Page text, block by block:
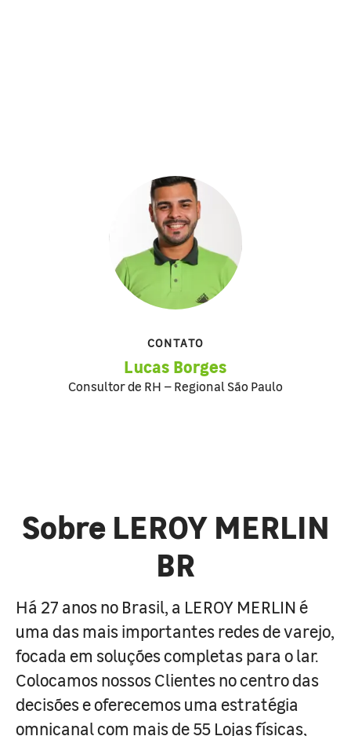
CONTATO
Lucas Borges
Consultor de RH – Regional São Paulo
Sobre LEROY MERLIN
BR
Há 27 anos no Brasil, a LEROY MERLIN é
uma das mais importantes redes de varejo,
focada em soluções completas para o lar.
Colocamos nossos Clientes no centro das
decisões e oferecemos uma estratégia
omnicanal com mais de 55 Lojas físicas,